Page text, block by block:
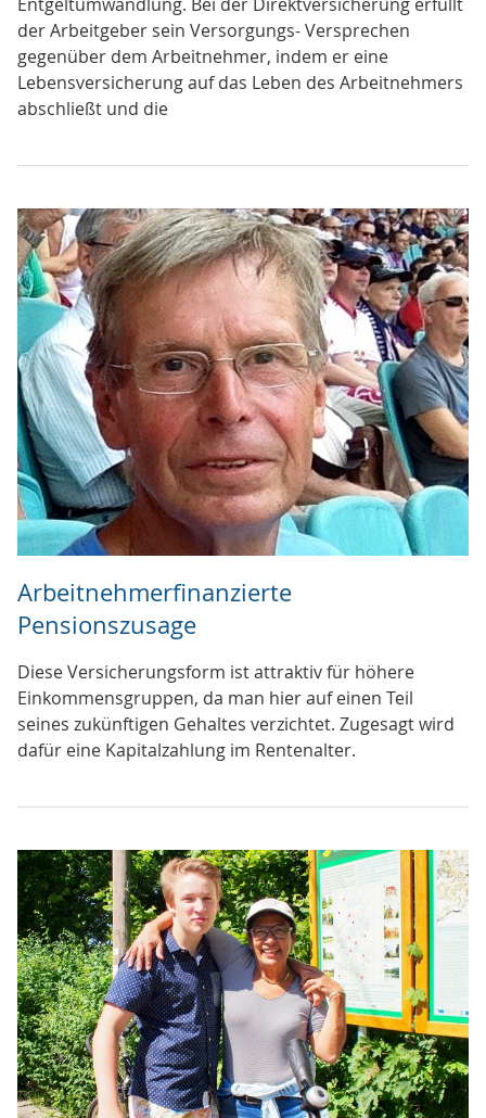
der Arbeitgeber sein Versorgungs- Versprechen
gegenüber dem Arbeitnehmer, indem er eine
Lebensversicherung auf das Leben des Arbeitnehmers
abschließt und die
Arbeitnehmerfinanzierte
Pensionszusage
Diese Versicherungsform ist attraktiv für höhere
Einkommensgruppen, da man hier auf einen Teil
seines zukünftigen Gehaltes verzichtet. Zugesagt wird
dafür eine Kapitalzahlung im Rentenalter.